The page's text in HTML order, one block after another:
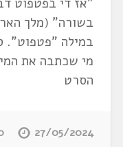
בשורה" (מלך
במילה "פטפוט".
מי שכתבה את
הסרט
27/05/2024